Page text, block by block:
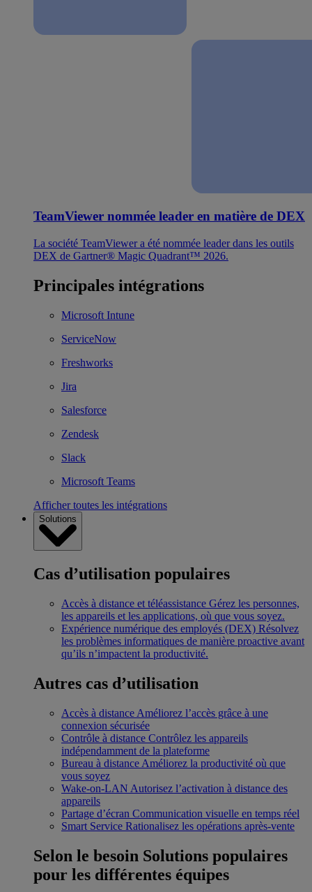
TeamViewer nommée leader en matière de DEX
La société TeamViewer a été nommée leader dans les outils
DEX de Gartner® Magic Quadrant™ 2026.
Principales intégrations
Microsoft Intune
ServiceNow
Freshworks
Jira
Salesforce
Zendesk
Slack
Microsoft Teams
Afficher toutes les intégrations
Solutions
Cas d’utilisation populaires
Accès à distance et téléassistance Gérez les personnes,
les appareils et les applications, où que vous soyez.
Expérience numérique des employés (DEX) Résolvez
les problèmes informatiques de manière proactive avant
qu’ils n’impactent la productivité.
Autres cas d’utilisation
Accès à distance Améliorez l’accès grâce à une
connexion sécurisée
Contrôle à distance Contrôlez les appareils
indépendamment de la plateforme
Bureau à distance Améliorez la productivité où que
vous soyez
Wake-on-LAN Autorisez l’activation à distance des
appareils
Partage d’écran Communication visuelle en temps réel
Smart Service Rationalisez les opérations après-vente
Selon le besoin Solutions populaires
pour les différentes équipes